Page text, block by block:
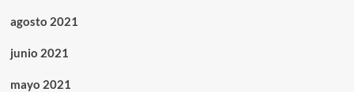
agosto 2021
junio 2021
mayo 2021